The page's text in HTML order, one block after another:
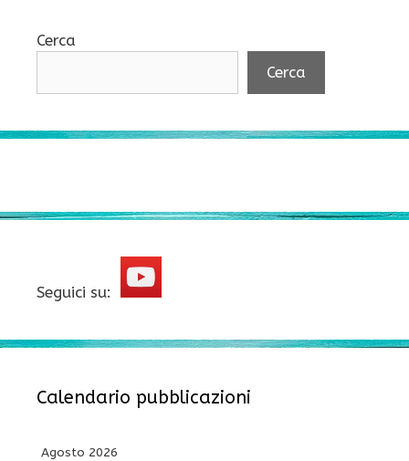
Cerca
Cerca
Seguici su:
Calendario pubblicazioni
Agosto 2026